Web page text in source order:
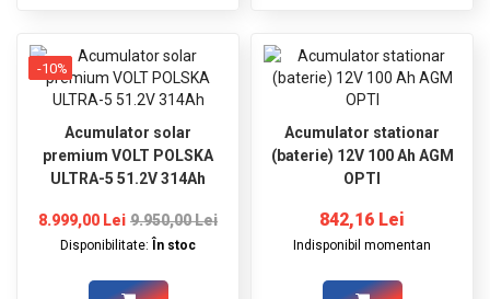
-10%
Acumulator solar
premium VOLT POLSKA
ULTRA-5 51.2V 314Ah
8.999,00 Lei 9.950,00 Lei
Disponibilitate: În stoc
Acumulator stationar
(baterie) 12V 100 Ah AGM
OPTI
842,16 Lei
Indisponibil momentan